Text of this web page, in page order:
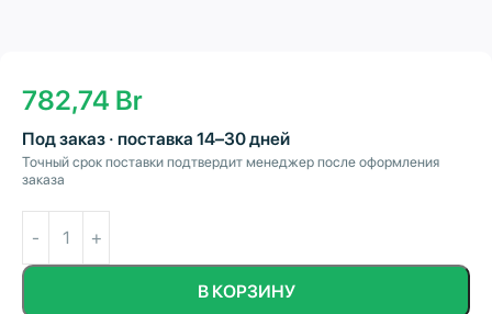
782,74 Br
Под заказ · поставка 14–30 дней
Точный срок поставки подтвердит менеджер после оформления
заказа
В КОРЗИНУ